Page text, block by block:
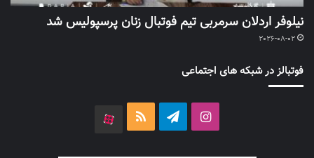
نیلوفر اردلان سرمربی تیم فوتبال زنان پرسپولیس شد
2026-08-02
فوتبالز در شبکه های اجتماعی
اینستاگرامتلگرام خوراک